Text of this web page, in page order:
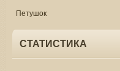
Петушок
СТАТИСТИКА